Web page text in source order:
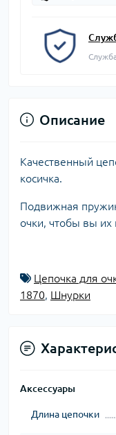
Описание
Качественный
косичка.
Подвижная
очки, чтобы вы их
Цепочка для
1870 Шнурки
Аксессуары
Длина цепочки